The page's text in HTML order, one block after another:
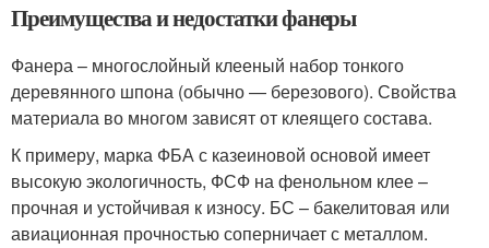
Преимущества и недостатки фанеры
Фанера – многослойный клееный набор тонкого
деревянного шпона (обычно — березового). Свойства
материала во многом зависят от клеящего состава.
К примеру, марка ФБА с казеиновой основой имеет
высокую экологичность, ФСФ на фенольном клее –
прочная и устойчивая к износу. БС – бакелитовая или
авиационная прочностью соперничает с металлом.